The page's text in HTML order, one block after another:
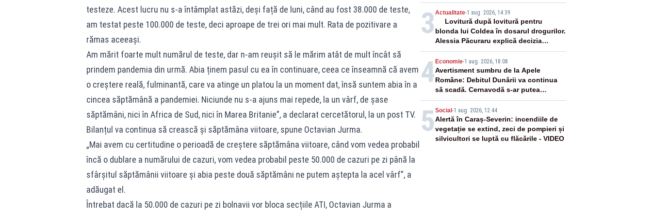
testeze. Acest lucru nu s-a întâmplat astăzi, deși față de luni, când au fost 38.000 de teste,
am testat peste 100.000 de teste, deci aproape de trei ori mai mult. Rata de pozitivare a
rămas aceeași.
Am mărit foarte mult numărul de teste, dar n-am reușit să le mărim atât de mult încât să
prindem pandemia din urmă. Abia ținem pasul cu ea în continuare, ceea ce înseamnă că avem
o creștere reală, fulminantă, care va atinge un platou la un moment dat, însă suntem abia în a
cincea săptămână a pandemiei. Niciunde nu s-a ajuns mai repede, la un vârf, de șase
săptămâni, nici în Africa de Sud, nici în Marea Britanie”, a declarat cercetătorul, la un post TV.
Bilanțul va continua să crească și săptămâna viitoare, spune Octavian Jurma.
„Mai avem cu certitudine o perioadă de creștere săptămâna viitoare, când vom vedea probabil
încă o dublare a numărului de cazuri, vom vedea probabil peste 50.000 de cazuri pe zi până la
sfârșitul săptămânii viitoare și abia peste două săptămâni ne putem aștepta la acel vârf”, a
adăugat el.
Întrebat dacă la 50.000 de cazuri pe zi bolnavii vor bloca secțiile ATI, Octavian Jurma a
3 Actualitate-1 aug. 2026, 14:39
Lovitură după lovitură pentru
blonda lui Coldea în dosarul drogurilor.
Alessia Păcuraru explică decizia
magistraților
4 Economie-1 aug. 2026, 18:08
Avertisment sumbru de la Apele
Române: Debitul Dunării va continua
să scadă. Cernavodă s-ar putea
închide în 4 zile
5 Social -1 aug. 2026, 12:44
Alertă în Caraș-Severin: incendiile de
vegetație se extind, zeci de pompieri și
silvicultori se luptă cu flăcările - VIDEO